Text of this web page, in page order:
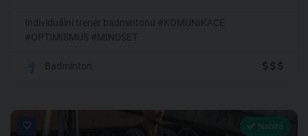
Individuální trenér badmintonu #KOMUNIKACE
#OPTIMISMUS #MINDSET
Badminton
Nabírá